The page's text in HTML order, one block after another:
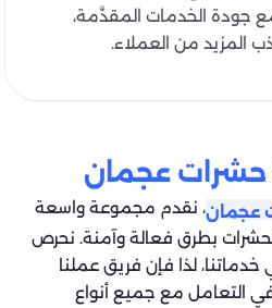
جودة الخدمات المقدَّمة،
المزيد من العملاء.
حشرات عجمان
عجمان، نقدم مجموعة واسعة
بطرق فعالة وآمنة. نحرص
لذا فإن فريق عملنا
في التعامل مع جميع أنواع